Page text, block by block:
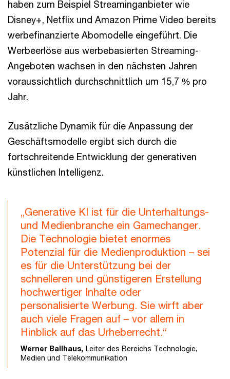
haben zum Beispiel Streaminganbieter wie
Disney+, Netflix und Amazon Prime Video bereits
werbefinanzierte Abomodelle eingeführt. Die
Werbeerlöse aus werbebasierten Streaming-
Angeboten wachsen in den nächsten Jahren
voraussichtlich durchschnittlich um 15,7 % pro
Jahr.
Zusätzliche Dynamik für die Anpassung der
Geschäftsmodelle ergibt sich durch die
fortschreitende Entwicklung der generativen
künstlichen Intelligenz.
„Generative KI ist für die Unterhaltungs-
und Medienbranche ein Gamechanger.
Die Technologie bietet enormes
Potenzial für die Medienproduktion – sei
es für die Unterstützung bei der
schnelleren und günstigeren Erstellung
hochwertiger Inhalte oder
personalisierte Werbung. Sie wirft aber
auch viele Fragen auf – vor allem in
Hinblick auf das Urheberrecht.“
Werner Ballhaus, Leiter des Bereichs Technologie,
Medien und Telekommunikation